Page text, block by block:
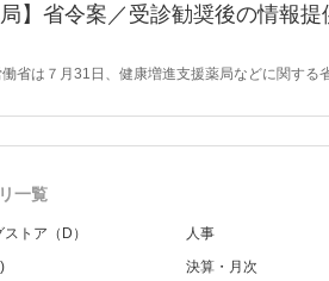
局】省令案／受診勧奨後の情報
省は７月31日、健康増進支援薬局などに関する
、当該医療機関や連携機関に対して、利用者の
一覧
ストア（D）
人事
決算・月次